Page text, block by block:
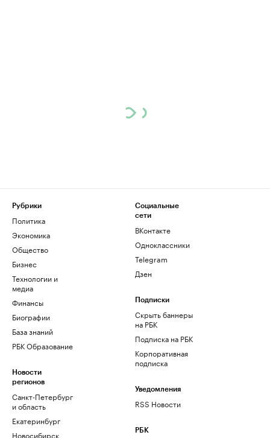
Рубрики
Политика
Экономика
Общество
Бизнес
Технологии и
медиа
Финансы
Биографии
База знаний
РБК Образование
Новости
регионов
Санкт-Петербург
и область
Екатеринбург
Новосибирск
Социальные
сети
ВКонтакте
Одноклассники
Telegram
Дзен
Подписки
Скрыть баннеры
на РБК
Подписка на РБК
Корпоративная
подписка
Уведомления
RSS Новости
РБК